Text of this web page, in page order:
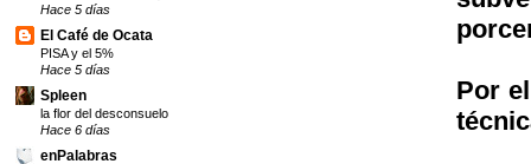
Por
Hace 5 días
El Café de Ocata
PISA y el 5%
Hace 5 días
Spleen
la flor del desconsuelo
Hace 6 días
enPalabras